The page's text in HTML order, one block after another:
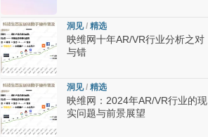
洞见/ 精选
映维网十年AR/VR行业分析之对
与错
洞见/ 精选
映维网：2024年AR/VR行业的现
实问题与前景展望